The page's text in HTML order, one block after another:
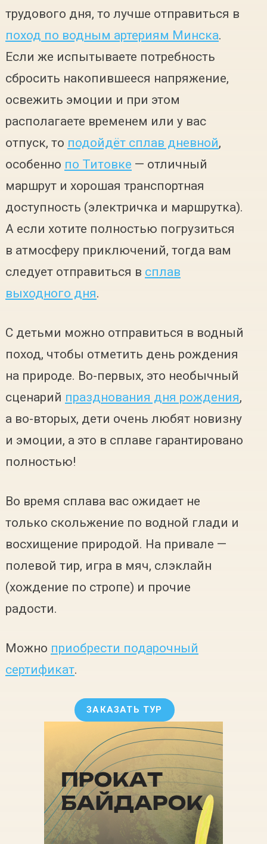
трудового дня, то лучше отправиться в
поход по водным артериям Минска.
Если же испытываете потребность
сбросить накопившееся напряжение,
освежить эмоции и при этом
располагаете временем или у вас
отпуск, то подойдёт сплав дневной,
особенно по Титовке — отличный
маршрут и хорошая транспортная
доступность (электричка и маршрутка).
А если хотите полностью погрузиться
в атмосферу приключений, тогда вам
следует отправиться в сплав
выходного дня.
С детьми можно отправиться в водный
поход, чтобы отметить день рождения
на природе. Во-первых, это необычный
сценарий празднования дня рождения,
а во-вторых, дети очень любят новизну
и эмоции, а это в сплаве гарантировано
полностью!
Во время сплава вас ожидает не
только скольжение по водной глади и
восхищение природой. На привале —
полевой тир, игра в мяч, слэклайн
(хождение по стропе) и прочие
радости.
Можно приобрести подарочный
сертификат.
ЗАКАЗАТЬ ТУР